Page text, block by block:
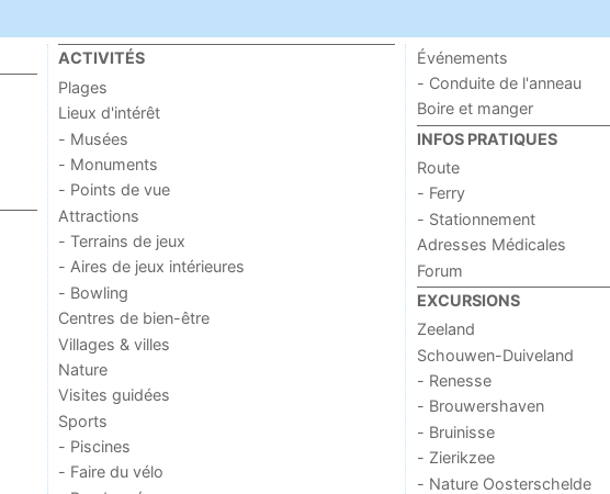
ACTIVITÉS
Plages
Lieux d'intérêt
- Musées
- Monuments
- Points de vue
Attractions
- Terrains de jeux
- Aires de jeux intérieures
- Bowling
Centres de bien-être
Villages & villes
Nature
Visites guidées
Sports
- Piscines
- Faire du vélo
Événements
- Conduite de l'anneau
Boire et manger
INFOS PRATIQUES
Route
- Ferry
- Stationnement
Adresses Médicales
Forum
EXCURSIONS
Zeeland
Schouwen-Duiveland
- Renesse
- Brouwershaven
- Bruinisse
- Zierikzee
- Nature Oosterschelde